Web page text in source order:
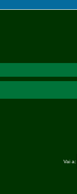
Vai a: